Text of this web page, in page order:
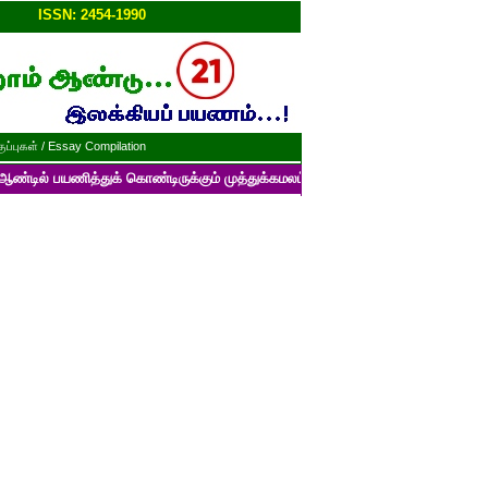
ISSN: 2454-1990
/ Essay Compilation
கொண்டிருக்கும் முத்துக்கமலம் பன்னாட்டுத் தமிழ் மின்னிதழின்